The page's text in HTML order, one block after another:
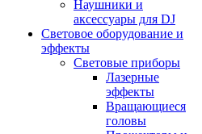
Наушники и
аксессуары для DJ
Световое оборудование и
эффекты
Световые приборы
Лазерные
эффекты
Вращающиеся
головы